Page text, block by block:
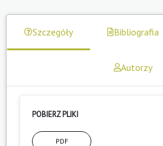
Szczegóły Bibliografia
Autorzy
POBIERZ PLIKI
PDF